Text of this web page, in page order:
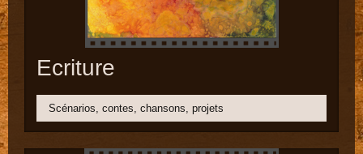
Ecriture
Scénarios, contes, chansons, projets